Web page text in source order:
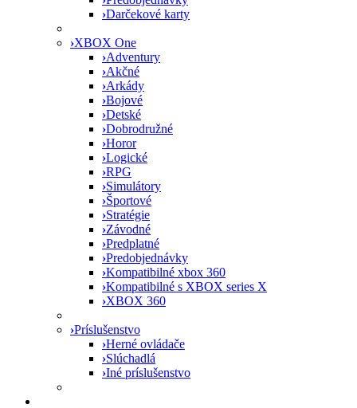
›Darčekové karty
›XBOX One
›Adventury
›Akčné
›Arkády
›Bojové
›Detské
›Dobrodružné
›Horor
›Logické
›RPG
›Simulátory
›Športové
›Stratégie
›Závodné
›Predplatné
›Predobjednávky
›Kompatibilné xbox 360
›Kompatibilné s XBOX series X
›XBOX 360
›Príslušenstvo
›Herné ovládače
›Slúchadlá
›Iné príslušenstvo